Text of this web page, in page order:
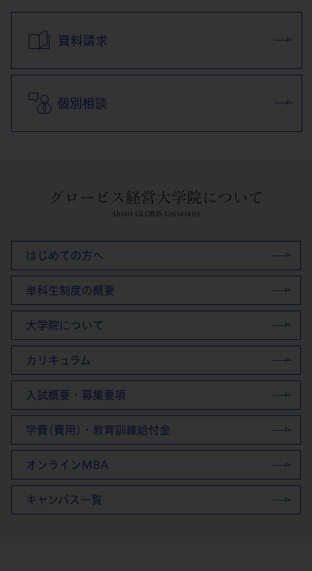
資料請求
個別相談
グロービス経営大学院について
About GLOBIS University
はじめての方へ
単科生制度の概要
大学院について
カリキュラム
入試概要・募集要項
学費(費用)・教育訓練給付金
オンラインMBA
キャンパス一覧